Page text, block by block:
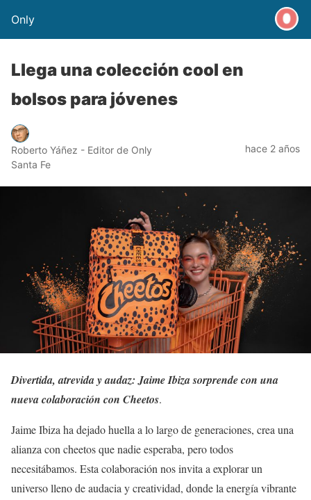
Only
Llega una colección cool en
bolsos para jóvenes
Roberto Yáñez - Editor de Only
Santa Fe
hace 2 años
Divertida, atrevida y audaz: Jaime Ibiza sorprende con una
nueva colaboración con Cheetos.
Jaime Ibiza ha dejado huella a lo largo de generaciones, crea una
alianza con cheetos que nadie esperaba, pero todos
necesitábamos. Esta colaboración nos invita a explorar un
universo lleno de audacia y creatividad, donde la energía vibrante